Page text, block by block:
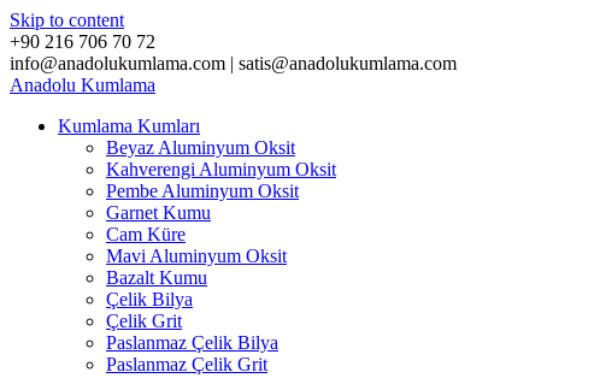
Skip to content
+90 216 706 70 72
info@anadolukumlama.com | satis@anadolukumlama.com
Anadolu Kumlama
Kumlama Kumları
Beyaz Aluminyum Oksit
Kahverengi Aluminyum Oksit
Pembe Aluminyum Oksit
Garnet Kumu
Cam Küre
Mavi Aluminyum Oksit
Bazalt Kumu
Çelik Bilya
Çelik Grit
Paslanmaz Çelik Bilya
Paslanmaz Çelik Grit